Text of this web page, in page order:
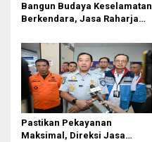
Bangun Budaya Keselamatan
Berkendara, Jasa Raharja
Pasifik Medan Industri
Pastikan Pekayanan
Maksimal, Direksi Jasa